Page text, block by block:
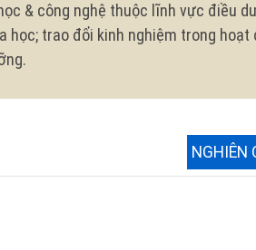
& công nghệ thuộc lĩnh vực điều
học; trao đổi kinh nghiệm trong hoạt
NGHIÊN